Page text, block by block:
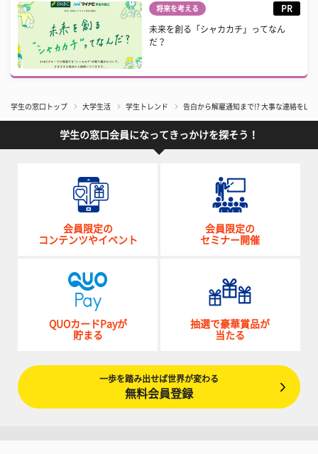
将来を考える PR
未来を創る「シャカカチ」ってなん
だ？
学生の窓口トップ 大学生活 学生トレンド 告白から解雇通知まで!? 大事な連絡を
学生の窓口会員になってきっかけを探そう！
会員限定の
コンテンツやイベント
会員限定の
セミナー開催
QUOカードPayが
貯まる
抽選で豪華賞品が
当たる
一歩を踏み出せば世界が変わる
無料会員登録